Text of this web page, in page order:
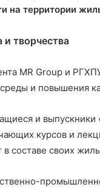
на территории
и творчества
MR Group и
и повышения
и
курсов и
в составе своих